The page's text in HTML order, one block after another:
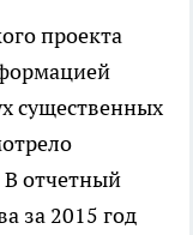
проекта
существенных
отчетный
за 2015 год